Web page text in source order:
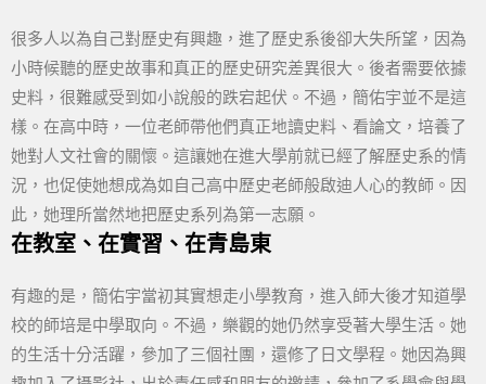
很多人以為自己對歷史有興趣，進了歷史系後卻大失所望，因為
小時候聽的歷史故事和真正的歷史研究差異很大。後者需要依據
史料，很難感受到如小說般的跌宕起伏。不過，簡佑宇並不是這
樣。在高中時，一位老師帶他們真正地讀史料、看論文，培養了
她對人文社會的關懷。這讓她在進大學前就已經了解歷史系的情
況，也促使她想成為如自己高中歷史老師般啟迪人心的教師。因
此，她理所當然地把歷史系列為第一志願。
在教室、在實習、在青島東
有趣的是，簡佑宇當初其實想走小學教育，進入師大後才知道學
校的師培是中學取向。不過，樂觀的她仍然享受著大學生活。她
的生活十分活躍，參加了三個社團，還修了日文學程。她因為興